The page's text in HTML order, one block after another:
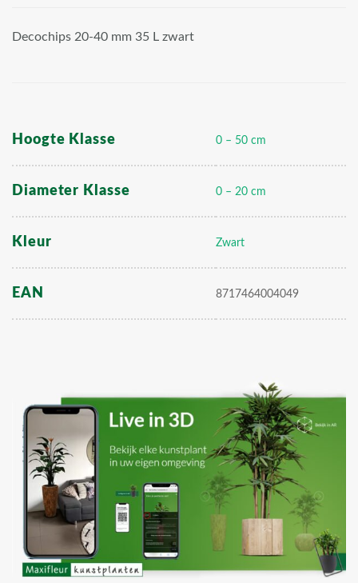
Decochips 20-40 mm 35 L zwart
Hoogte Klasse 0 – 50 cm
Diameter Klasse 0 – 20 cm
Kleur Zwart
EAN 8717464004049